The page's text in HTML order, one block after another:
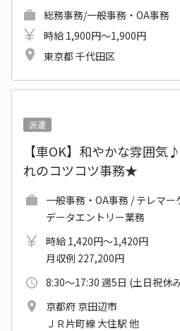
総務事務/一般事務・OA事務
時給 1,900円～1,900円
東京都 千代田区
派遣
【車OK】和やかな雰囲気
れのコツコツ事務★
一般事務・OA事務 / テレマ
データエントリー業務
時給 1,420円～1,420円
月収例 227,200円
8:30～17:30 週5日 (土日祝休
京都府 京田辺市
ＪＲ片町線 大住駅 他